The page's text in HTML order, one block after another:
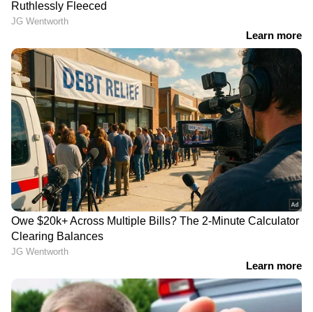
Also read: കണ്ണുകളുടെ ആരോഗ്യത്തിന്
വേണ്ട വിറ്റാമിനുകളും കഴിക്കേണ്ട
ഭക്ഷണങ്ങളും
youtubevideo
2026 : ഭൂമിയിലെ
മാലാഖമാരെ ആദരിക്കാം ;
ഇന്ന് അന്താരാഷ്ട്ര
നഴ്‌സസ് ദിനം
മാസ്കോ? ചുണ്ടുകളുടെ
സംരക്ഷണത്തിന് ഏതാണ്
നല്ലത്
LATEST VIDEOS